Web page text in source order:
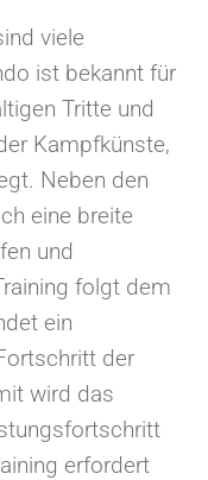
viele
ist bekannt für
Tritte und
Kampfkünste,
Neben den
eine breite
und
folgt dem
ein
der
wird das
erfordert